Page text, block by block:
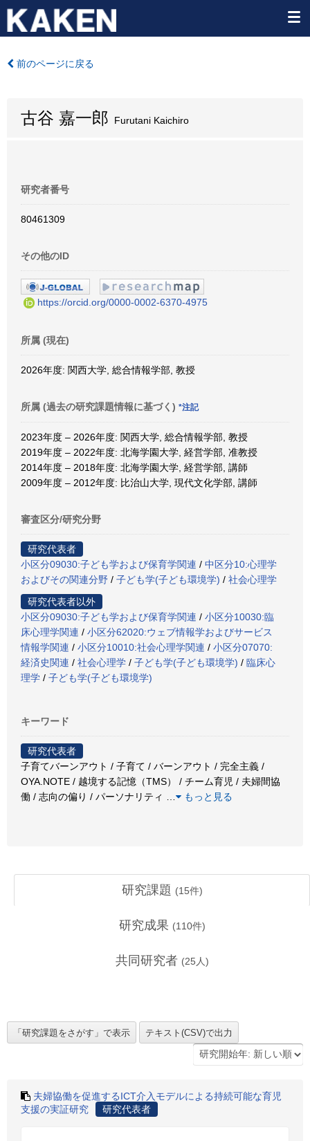
前のページに戻る
古谷 嘉一郎 Furutani Kaichiro
研究者番号
80461309
その他のID
https://orcid.org/0000-0002-6370-4975
所属 (現在)
2026年度: 関西大学, 総合情報学部, 教授
所属 (過去の研究課題情報に基づく) *注記
2023年度 – 2026年度: 関西大学, 総合情報学部, 教授
2019年度 – 2022年度: 北海学園大学, 経営学部, 准教授
2014年度 – 2018年度: 北海学園大学, 経営学部, 講師
2009年度 – 2012年度: 比治山大学, 現代文化学部, 講師
審査区分/研究分野
研究代表者
小区分09030:子ども学および保育学関連 / 中区分10:心理学
およびその関連分野 / 子ども学(子ども環境学) / 社会心理学
研究代表者以外
小区分09030:子ども学および保育学関連 / 小区分10030:臨
床心理学関連 / 小区分62020:ウェブ情報学およびサービス
情報学関連 / 小区分10010:社会心理学関連 / 小区分07070:
経済史関連 / 社会心理学 / 子ども学(子ども環境学) / 臨床心
理学 / 子ども学(子ども環境学)
キーワード
研究代表者
子育てバーンアウト / 子育て / バーンアウト / 完全主義 /
OYA.NOTE / 越境する記憶（TMS） / チーム育児 / 夫婦間協
働 / 志向の偏り / パーソナリティ
もっと見る
研究課題 (15件)
研究成果 (110件)
共同研究者 (25 人)
夫婦協働を促進するICT介入モデルによる持続可能な育児
支援の実証研究
研究代表者